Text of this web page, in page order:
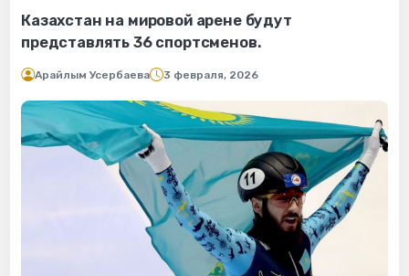
Казахстан на мировой арене будут
представлять 36 спортсменов.
Арайлым Усербаева 3 февраля, 2026